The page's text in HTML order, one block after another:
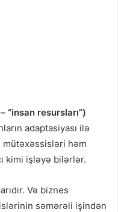
“insan resursları”)
adaptasiyası ilə
mütəxəssisləri həm
kimi işləyə bilərlər.
Və biznes
səmərəli işindən